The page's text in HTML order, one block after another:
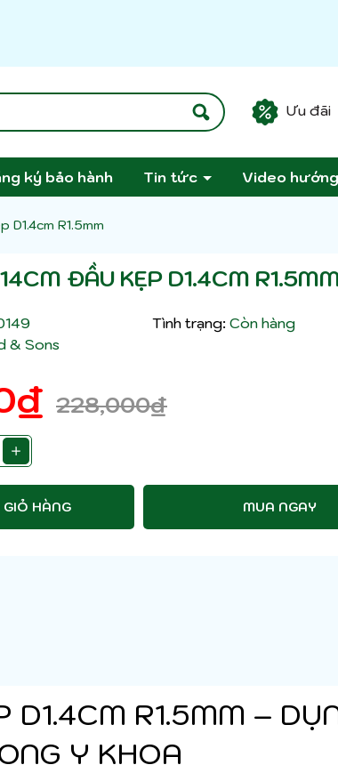
Ưu đãi
ký bảo hành Tin tức Video
D1.4cm R1.5mm
ĐẦU KẸP D1.4CM
Tình trạng: Còn hàng
& Sons
₫ 228,000₫
HÀNG MUA NGAY
D1.4CM R1.5MM –
Y KHOA